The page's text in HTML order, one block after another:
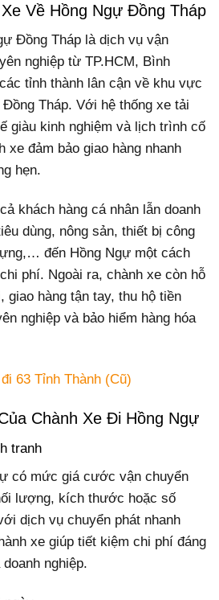
Về Hồng Ngự Đồng Tháp
Đồng Tháp là dịch vụ vận
nghiệp từ TP.HCM, Bình
tỉnh thành lân cận về khu vực
Tháp. Với hệ thống xe tải
giàu kinh nghiệm và lịch trình cố
xe đảm bảo giao hàng nhanh
hẹn.
khách hàng cá nhân lẫn doanh
dùng, nông sản, thiết bị công
đến Hồng Ngự một cách
phí. Ngoài ra, chành xe còn hỗ
giao hàng tận tay, thu hộ tiền
nghiệp và bảo hiểm hàng hóa
63 Tỉnh Thành (Cũ)
Chành Xe Đi Hồng Ngự
tranh
có mức giá cước vận chuyển
lượng, kích thước hoặc số
dịch vụ chuyển phát nhanh
xe giúp tiết kiệm chi phí đáng
nghiệp.